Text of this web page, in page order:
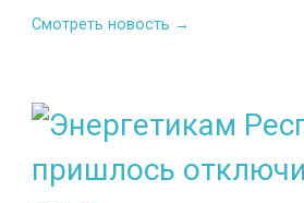
Смотреть новость →